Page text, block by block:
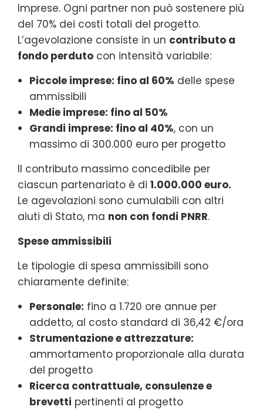
Imprese. Ogni partner non può sostenere più
del 70% dei costi totali del progetto.
L’agevolazione consiste in un contributo a
fondo perduto con intensità variabile:
Piccole imprese: fino al 60% delle spese
ammissibili
Medie imprese: fino al 50%
Grandi imprese: fino al 40%, con un
massimo di 300.000 euro per progetto
Il contributo massimo concedibile per
ciascun partenariato è di 1.000.000 euro.
Le agevolazioni sono cumulabili con altri
aiuti di Stato, ma non con fondi PNRR.
Spese ammissibili
Le tipologie di spesa ammissibili sono
chiaramente definite:
Personale: fino a 1.720 ore annue per
addetto, al costo standard di 36,42 €/ora
Strumentazione e attrezzature:
ammortamento proporzionale alla durata
del progetto
Ricerca contrattuale, consulenze e
brevetti pertinenti al progetto